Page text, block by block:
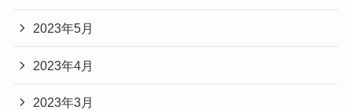
2023年5月
2023年4月
2023年3月